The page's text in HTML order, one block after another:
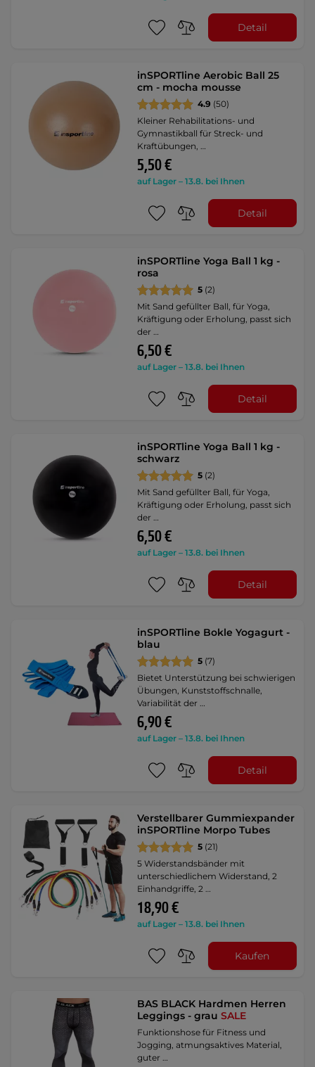
Detail
inSPORTline Aerobic Ball 25
cm - mocha mousse
4.9 (50)
Kleiner Rehabilitations- und
Gymnastikball für Streck- und
Kraftübungen, …
5,50 €
auf Lager – 13.8. bei Ihnen
Detail
inSPORTline Yoga Ball 1 kg -
rosa
5 (2)
Mit Sand gefüllter Ball, für Yoga,
Kräftigung oder Erholung, passt sich
der …
6,50 €
auf Lager – 13.8. bei Ihnen
Detail
inSPORTline Yoga Ball 1 kg -
schwarz
5 (2)
Mit Sand gefüllter Ball, für Yoga,
Kräftigung oder Erholung, passt sich
der …
6,50 €
auf Lager – 13.8. bei Ihnen
Detail
inSPORTline Bokle Yogagurt -
blau
5 (7)
Bietet Unterstützung bei schwierigen
Übungen, Kunststoffschnalle,
Variabilität der …
6,90 €
auf Lager – 13.8. bei Ihnen
Detail
Verstellbarer Gummiexpander
inSPORTline Morpo Tubes
5 (21)
5 Widerstandsbänder mit
unterschiedlichem Widerstand, 2
Einhandgriffe, 2 …
18,90 €
auf Lager – 13.8. bei Ihnen
Kaufen
BAS BLACK Hardmen Herren
Leggings - grauSALE
Funktionshose für Fitness und
Jogging, atmungsaktives Material,
guter …